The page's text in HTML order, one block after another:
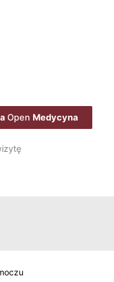
Open Medycyna